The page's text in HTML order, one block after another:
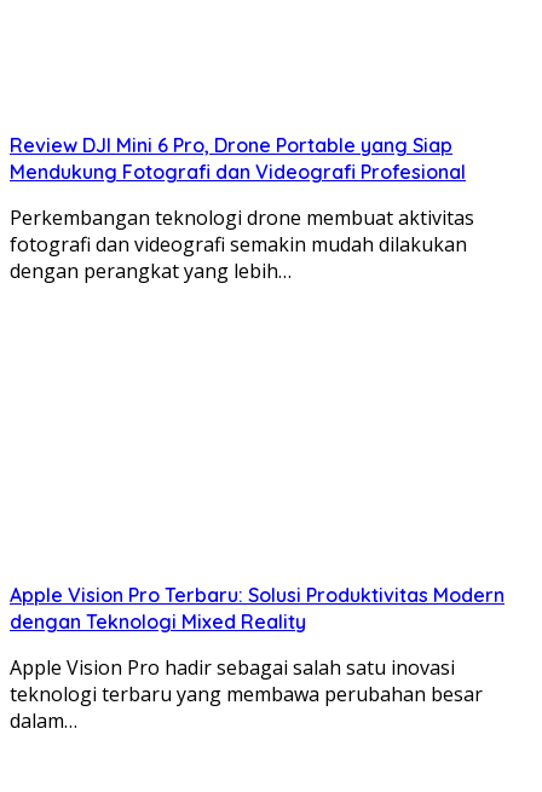
Review DJI Mini 6 Pro, Drone Portable yang Siap
Mendukung Fotografi dan Videografi Profesional
Perkembangan teknologi drone membuat aktivitas
fotografi dan videografi semakin mudah dilakukan
dengan perangkat yang lebih…
Apple Vision Pro Terbaru: Solusi Produktivitas Modern
dengan Teknologi Mixed Reality
Apple Vision Pro hadir sebagai salah satu inovasi
teknologi terbaru yang membawa perubahan besar
dalam…